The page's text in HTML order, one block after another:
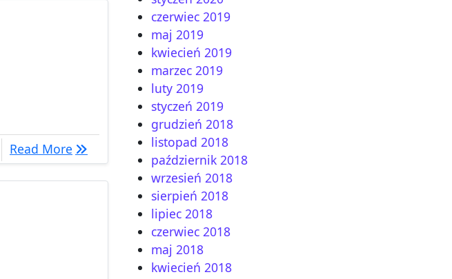
Read More Zbiory płodów rolnych
czerwiec 2019
maj 2019
kwiecień 2019
marzec 2019
luty 2019
styczeń 2019
grudzień 2018
listopad 2018
październik 2018
wrzesień 2018
sierpień 2018
lipiec 2018
czerwiec 2018
maj 2018
kwiecień 2018